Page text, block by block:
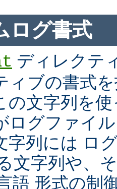
ログ書式
ディレクテ
ィブの書式
の文字列を
ログファイ
字列には ロ
文字列や、
語 形式の制